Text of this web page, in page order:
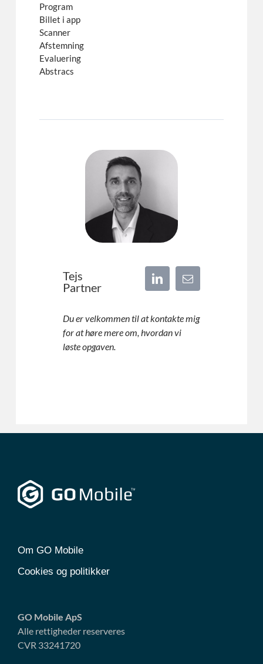
Program
Billet i app
Scanner
Afstemning
Evaluering
Abstracs
Tejs
Partner
Du er velkommen til at kontakte mig
for at høre mere om, hvordan vi
løste opgaven.
Om GO Mobile
Cookies og politikker
GO Mobile ApS
Alle rettigheder reserveres
CVR 33241720